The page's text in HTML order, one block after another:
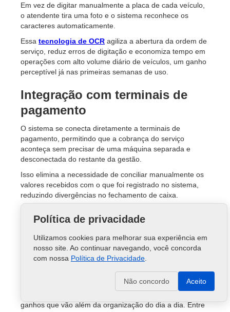
Em vez de digitar manualmente a placa de cada veículo,
o atendente tira uma foto e o sistema reconhece os
caracteres automaticamente.
Essa tecnologia de OCR agiliza a abertura da ordem de
serviço, reduz erros de digitação e economiza tempo em
operações com alto volume diário de veículos, um ganho
perceptível já nas primeiras semanas de uso.
Integração com terminais de
pagamento
O sistema se conecta diretamente a terminais de
pagamento, permitindo que a cobrança do serviço
aconteça sem precisar de uma máquina separada e
desconectada do restante da gestão.
Isso elimina a necessidade de conciliar manualmente os
valores recebidos com o que foi registrado no sistema,
reduzindo divergências no fechamento de caixa.
Benefícios do sistema
para estética
automotiva na sua
ganhos que vão além da organização do dia a dia. Entre
Política de privacidade
Utilizamos cookies para melhorar sua experiência em
nosso site. Ao continuar navegando, você concorda
com nossa Política de Privacidade
Não concordo Aceito